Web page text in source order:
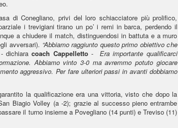
di Conegliano, privi del loro schiacciatore più prolifico,
i trevigiani tirano un po’ i remi in barca, perdendo il
a chiudere il match, distinguendosi in battuta e a muro
avversari). “Abbiamo raggiunto questo primo obiettivo che
- dichiaracoach Cappelletto-
Era importante qualificarci
Abbiamo vinto 3-0 ma avremmo potuto giocare
aggressivo. Per fare ulteriori passi in avanti dobbiamo
la qualificazione era una vittoria, visto che dopo la
Biagio Volley (a -2); grazie al successo pieno entrambe
il turno insieme a Povegliano (14 punti) e Treviso (11)